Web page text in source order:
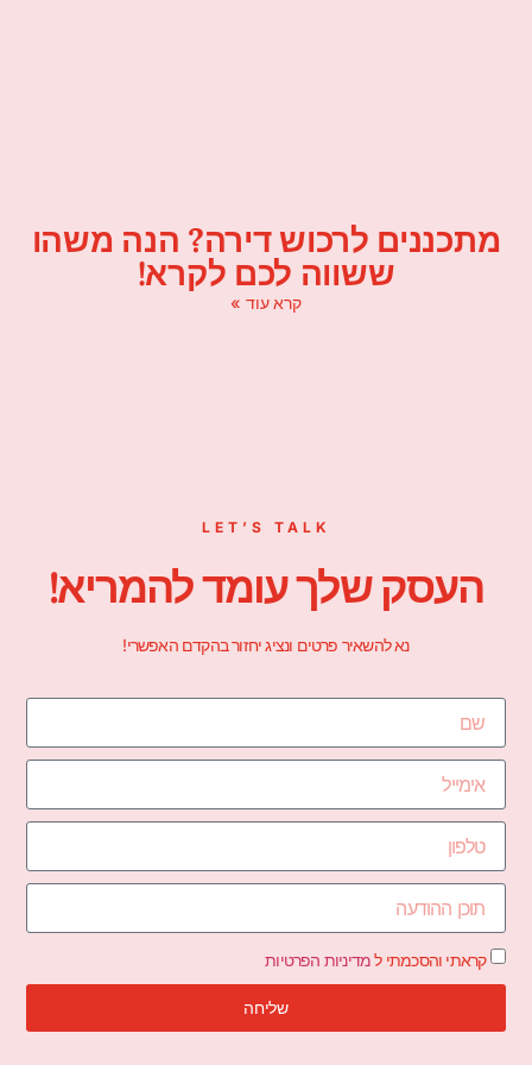
מתכננים לרכוש דירה? הנה משהו
ששווה לכם לקרא!
קרא עוד »
LET’S TALK
העסק שלך עומד להמריא!
נא להשאיר פרטים ונציג יחזור בהקדם האפשרי!
קראתי והסכמתי למדיניות הפרטיות
שליחה